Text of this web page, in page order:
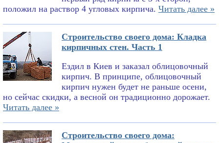
положил на раствор 4 угловых кирпича. Читать далее »
Строительство своего дома: Кладка
кирпичных стен. Часть 1
Ездил в Киев и заказал облицовочный
кирпич. В принципе, облицовочный
кирпич нужен будет не раньше осени,
но сейчас скидки, а весной он традиционно дорожает.
Читать далее »
Строительство своего дома: